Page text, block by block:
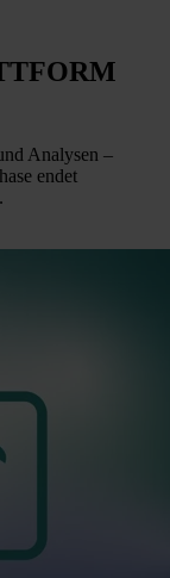
Analysen –
endet